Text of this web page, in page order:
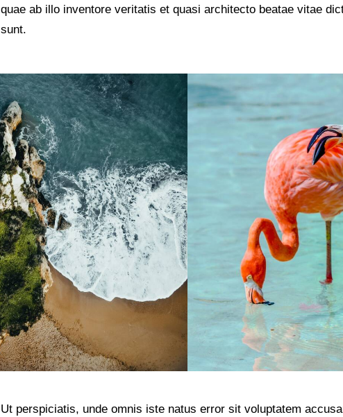
quae ab illo inventore veritatis et quasi architecto beatae vitae
sunt.
Ut perspiciatis, unde omnis iste natus error sit voluptatem